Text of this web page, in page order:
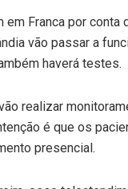
em Franca por
vão passar a
haverá testes.
realizar
é que os
presencial.